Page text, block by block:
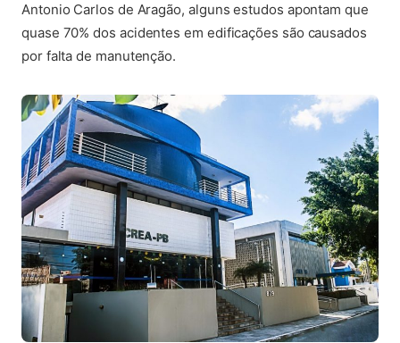
Antonio Carlos de Aragão, alguns estudos apontam que
quase 70% dos acidentes em edificações são causados
por falta de manutenção.